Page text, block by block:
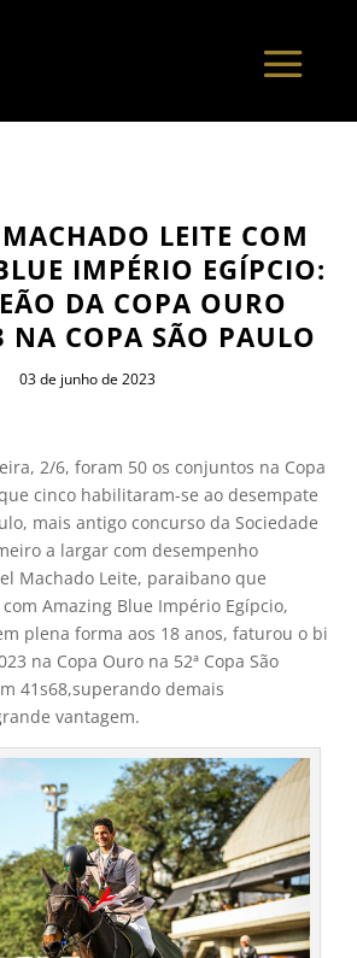
LEITE COM
IMPÉRIO EGÍPCIO:
DA COPA OURO
COPA SÃO PAULO
03 de junho de 2023
2/6, foram 50 os conjuntos na Copa
cinco habilitaram-se ao desempate
mais antigo concurso da Sociedade
a largar com desempenho
Machado Leite, paraibano que
Amazing Blue Império Egípcio,
plena forma aos 18 anos, faturou o bi
na Copa Ouro na 52ª Copa São
41s68,superando demais
vantagem.